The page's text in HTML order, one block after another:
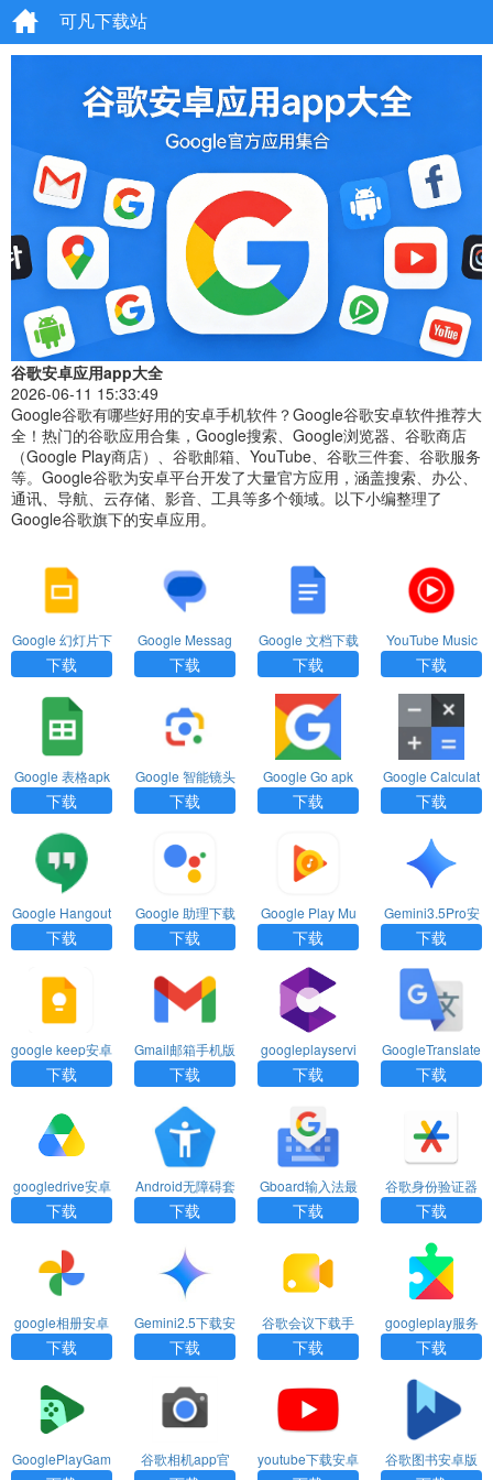
可凡下载站
谷歌安卓应用app大全
2026-06-11 15:33:49
Google谷歌有哪些好用的安卓手机软件？Google谷歌安卓软件推荐大
全！热门的谷歌应用合集，Google搜索、Google浏览器、谷歌商店
（Google Play商店）、谷歌邮箱、YouTube、谷歌三件套、谷歌服务
等。Google谷歌为安卓平台开发了大量官方应用，涵盖搜索、办公、
通讯、导航、云存储、影音、工具等多个领域。以下小编整理了
Google谷歌旗下的安卓应用。
Google 幻灯片下
载最新版
下载
Google Messag
es app下载
下载
Google 文档下载
最新版
下载
YouTube Music
下载安卓最新版
下载
Google 表格apk
下载
下载
Google 智能镜头
app下载
下载
Google Go apk
下载
下载
Google Calculat
or apk下载
下载
Google Hangout
s下载最新版
下载
Google 助理下载
安卓版
下载
Google Play Mu
sic apk下载安卓
版
下载
Gemini3.5Pro安
卓手机版下载
下载
google keep安卓
版下载
下载
Gmail邮箱手机版
安卓版
下载
googleplayservi
cesforar最新版a
pp下载
下载
GoogleTranslate
翻译app下载
下载
googledrive安卓
版下载
下载
Android无障碍套
件最新版下载
下载
Gboard输入法最
新版下载
下载
谷歌身份验证器
下载App安卓手
机版
下载
google相册安卓
版下载
下载
Gemini2.5下载安
卓版
下载
谷歌会议下载手
机版
下载
googleplay服务
框架最新下载
下载
GooglePlayGam
谷歌相机app官
youtube下载安卓
谷歌图书安卓版